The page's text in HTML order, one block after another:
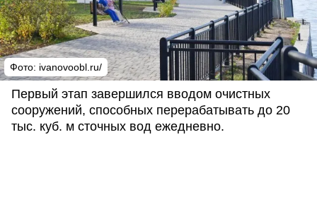
Фото: ivanovoobl.ru/
Первый этап завершился вводом очистных
сооружений, способных перерабатывать до 20
тыс. куб. м сточных вод ежедневно.